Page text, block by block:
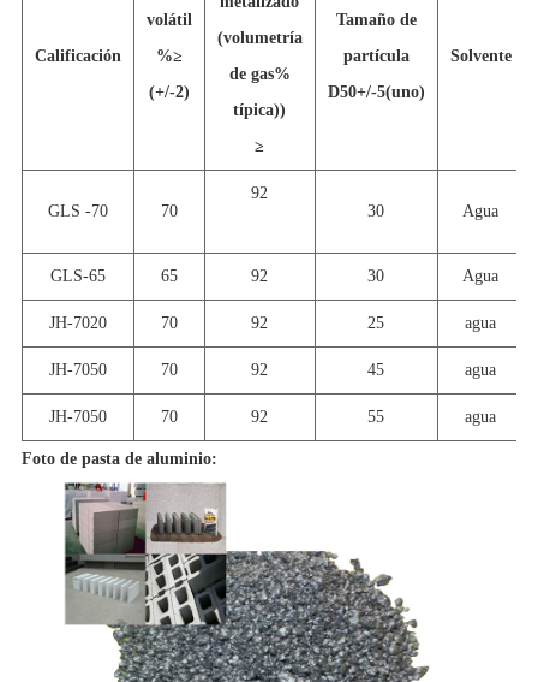
Calificación
volátil
%≥
(+/-2)
(volumetría
de gas%
típica))
≥
Tamaño de
partícula
D50+/-5(uno)
Solvente
GLS -70 70
92
30
Agua
GLS-65 65 92 30 Agua
JH-7020 70 92 25 agua
JH-7050 70 92 45 agua
JH-7050 70 92 55 agua
Foto de pasta de aluminio: